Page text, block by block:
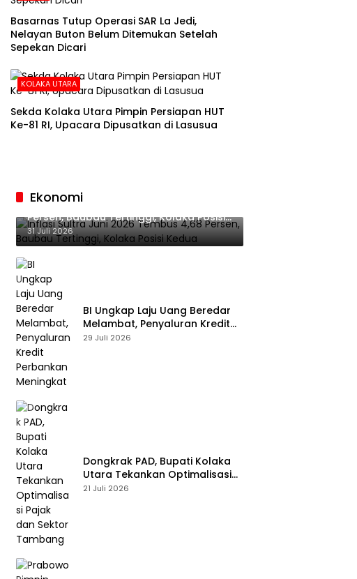
Basarnas Tutup Operasi SAR La Jedi,
Nelayan Buton Belum Ditemukan Setelah
Sepekan Dicari
KOLAKA UTARA
Sekda Kolaka Utara Pimpin Persiapan HUT
Ke-81 RI, Upacara Dipusatkan di Lasusua
Ekonomi
Inflasi Sultra Juni 2026 Tembus 4,68
Persen, Baubau Tertinggi, Kolaka Posisi
Kedua
31 Juli 2026
BI Ungkap Laju Uang Beredar
Melambat, Penyaluran Kredit
Perbankan Meningkat
29 Juli 2026
Dongkrak PAD, Bupati Kolaka
Utara Tekankan Optimalisasi
Pajak dan Sektor Tambang
21 Juli 2026